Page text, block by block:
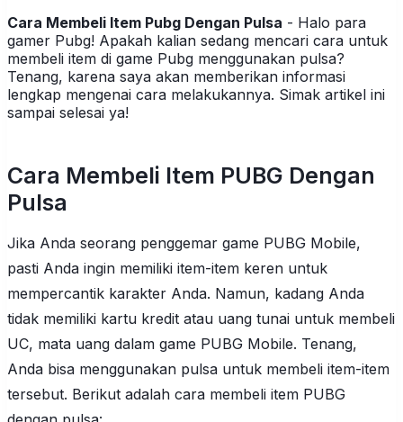
Cara Membeli Item Pubg Dengan Pulsa - Halo para
gamer Pubg! Apakah kalian sedang mencari cara untuk
membeli item di game Pubg menggunakan pulsa?
Tenang, karena saya akan memberikan informasi
lengkap mengenai cara melakukannya. Simak artikel ini
sampai selesai ya!
Cara Membeli Item PUBG Dengan
Pulsa
Jika Anda seorang penggemar game PUBG Mobile,
pasti Anda ingin memiliki item-item keren untuk
mempercantik karakter Anda. Namun, kadang Anda
tidak memiliki kartu kredit atau uang tunai untuk membeli
UC, mata uang dalam game PUBG Mobile. Tenang,
Anda bisa menggunakan pulsa untuk membeli item-item
tersebut. Berikut adalah cara membeli item PUBG